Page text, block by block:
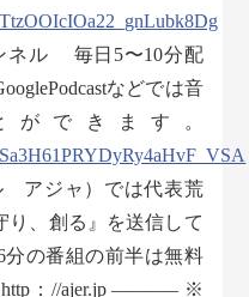
ネル 毎日5〜10分配
などでは音
できます。
アジャ）では代表荒
り、創る』を送信して
の番組の前半は無料
http：//ajer.jp ———– ※